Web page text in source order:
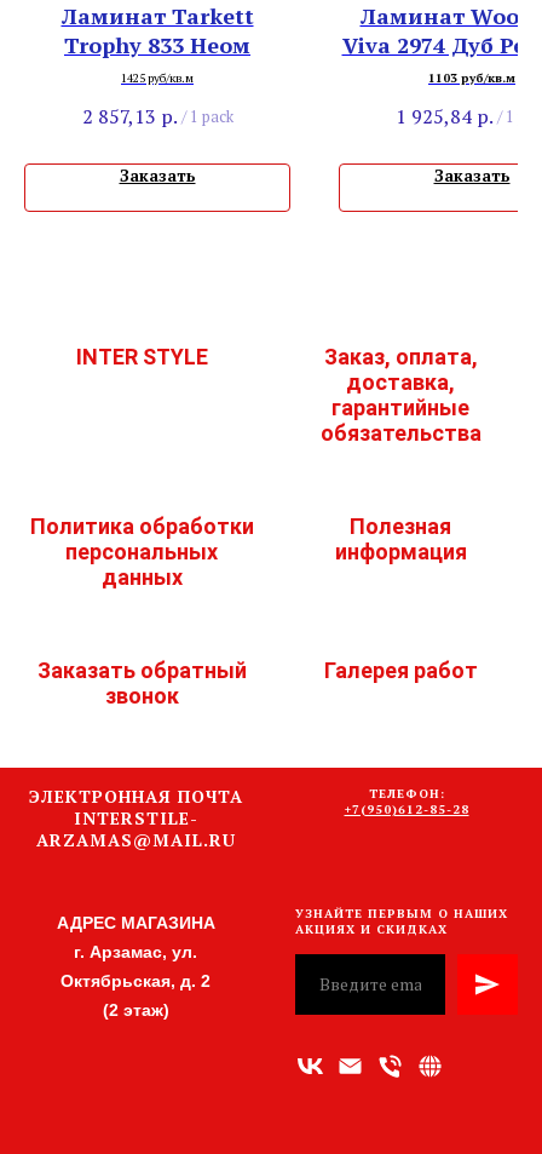
Ламинат Tarkett
Trophy 833 Неом
1425 руб/кв.м
2 857,13 р. / 1 pack
Заказать
Ламинат
Viva 2974 Дуб
1103 руб/кв.м
1 925,84 р. / 1
Заказать
INTER STYLE
Заказ, оплата,
доставка,
гарантийные
обязательства
Политика обработки
персональных
данных
Полезная
информация
Заказать обратный
звонок
Галерея работ
ЭЛЕКТРОННАЯ ПОЧТА
INTERSTILE-
ARZAMAS@MAIL.RU
ТЕЛЕФОН:
+7(950)612-85-28
АДРЕС МАГАЗИНА
г. Арзамас, ул.
Октябрьская, д. 2
(2 этаж)
УЗНАЙТЕ ПЕРВЫМ О НАШИХ
АКЦИЯХ И СКИДКАХ